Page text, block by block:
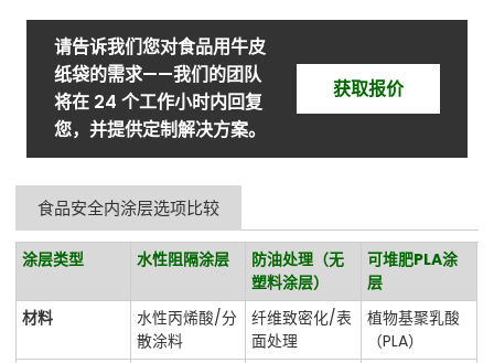
请告诉我们您对食品用牛皮
纸袋的需求——我们的团队
将在 24 个工作小时内回复
您，并提供定制解决方案。
获取报价
食品安全内涂层选项比较
涂层类型 水性阻隔涂层
防油处理（无
塑料涂层）
可堆肥PLA涂
层
材料
水性丙烯酸/分
散涂料
纤维致密化/表
面处理
植物基聚乳酸
（PLA）